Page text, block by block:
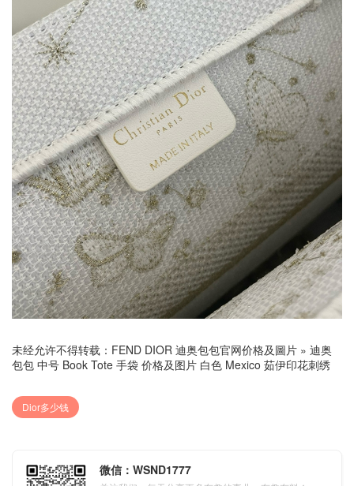
未经允许不得转载： FEND DIOR 迪奥包包官网价格及圖片 » 迪奥
包包 中号 Book Tote 手袋 价格及图片 白色 Mexico 茹伊印花刺绣
Dior多少钱
微信：WSND1777